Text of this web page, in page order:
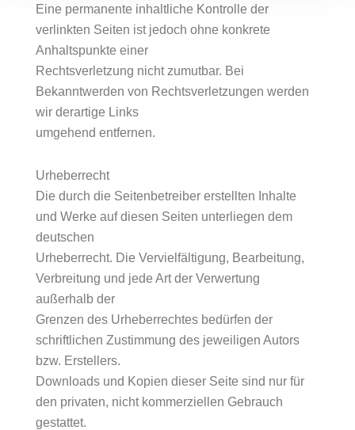
Eine permanente inhaltliche Kontrolle der
verlinkten Seiten ist jedoch ohne konkrete
Anhaltspunkte einer
Rechtsverletzung nicht zumutbar. Bei
Bekanntwerden von Rechtsverletzungen werden
wir derartige Links
umgehend entfernen.
Urheberrecht
Die durch die Seitenbetreiber erstellten Inhalte
und Werke auf diesen Seiten unterliegen dem
deutschen
Urheberrecht. Die Vervielfältigung, Bearbeitung,
Verbreitung und jede Art der Verwertung
außerhalb der
Grenzen des Urheberrechtes bedürfen der
schriftlichen Zustimmung des jeweiligen Autors
bzw. Erstellers.
Downloads und Kopien dieser Seite sind nur für
den privaten, nicht kommerziellen Gebrauch
gestattet.